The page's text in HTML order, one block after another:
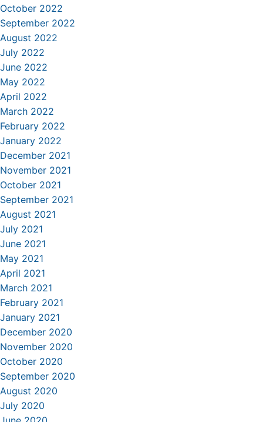
October 2022
September 2022
August 2022
July 2022
June 2022
May 2022
April 2022
March 2022
February 2022
January 2022
December 2021
November 2021
October 2021
September 2021
August 2021
July 2021
June 2021
May 2021
April 2021
March 2021
February 2021
January 2021
December 2020
November 2020
October 2020
September 2020
August 2020
July 2020